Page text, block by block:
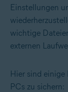
Einstellungen
wichtige
externen
Hier sind
PCs zu sichern: